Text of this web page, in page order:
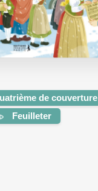
de couverture
Feuilleter